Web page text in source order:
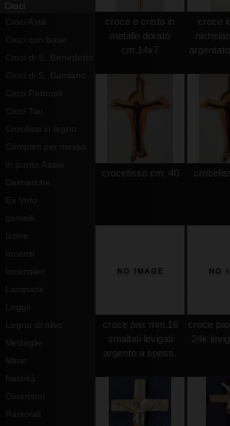
Croci
Croci Astili
Croci con base
Croci di S. Benedetto
Croci di S. Damiano
Croci Pettorali
Croci Tau
Crocifissi in legno
Completi per messa
in punto Assisi
Dalmatiche
Ex Voto
gemelli
Leggii
Legno di olivo
Medaglie
Mitrie
Natività
Ostensori
Pastorali
croce e cristo in
metallo dorato
cm.14x7
croce
crocefisso cm. 40
croce pax mm.16
smaltati levigati
argento a spess.
croce
24k